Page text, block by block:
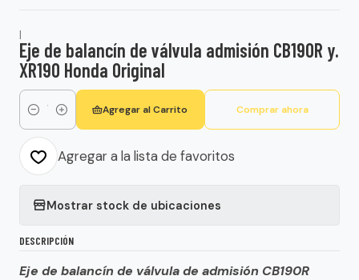
|
Eje de balancín de válvula admisión CB190R y.
XR190 Honda Original
Cantidad
Agregar al Carrito Comprar ahora
Agregar a la lista de favoritos
Mostrar stock de ubicaciones
DESCRIPCIÓN
Eje de balancín de válvula de admisión CB190R